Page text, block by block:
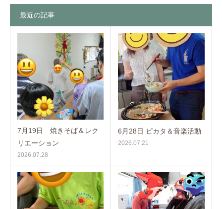
最近の記事
7月19日 焼きそば＆レク
リエーション
2026.07.28
6月28日 ピカタ＆音楽活動
2026.07.21